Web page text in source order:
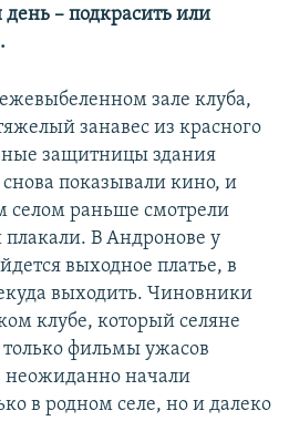
– подкрасить или
зале клуба,
занавес из красного
защитницы здания
показывали кино, и
селом раньше смотрели
В Андронове у
выходное платье, в
выходить. Чиновники
клубе, который селяне
фильмы ужасов
неожиданно начали
в родном селе, но и далеко